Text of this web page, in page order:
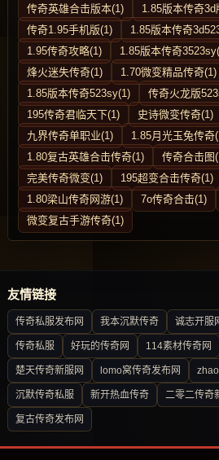
传奇英雄合击版本(1)
1.85版本传奇3d
传奇1.95手机版(1)
1.85版本传奇
1.95传奇攻略(1)
1.85版本传奇
烽火迷失传奇(1)
1.70微变精品传奇(1)
1.85版本传奇523sy(1)
传奇火龙版
195传奇君临天下(1)
史诗微变传奇(1)
九界传奇单职业(1)
1.85月光玉兔传奇
1.80复古英雄合击传奇(1)
传奇合击图
完美传奇微变(1)
195超变合击传奇(1)
1.80梁山传奇网游(1)
7o传奇合击(1)
微变复古手游传奇(1)
友情链接
传奇私服发布网 我本沉默传奇 诚志开服
传奇私服 好玩的传奇网 114素材传奇网
楚天传奇新服网 lomo窝传奇发布网
沉默传奇私服 新开热血传奇 二零二传奇
复古传奇发布网